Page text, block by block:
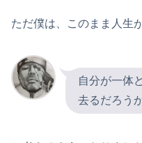
ただ僕は、このまま人生
自分が一体
去るだろう